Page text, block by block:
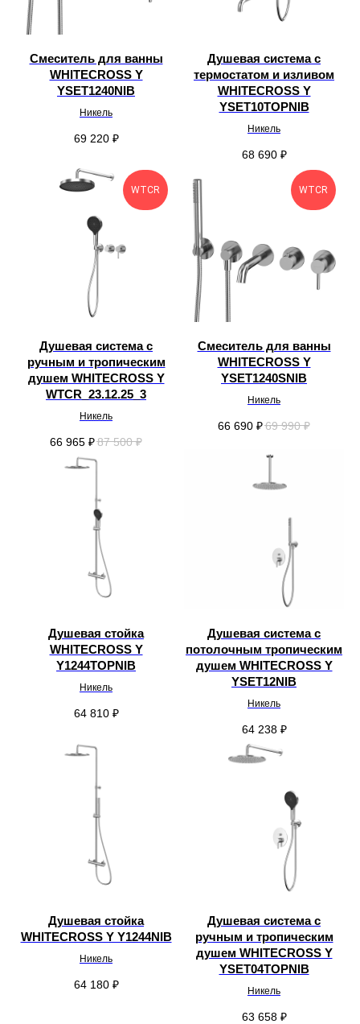
Смеситель для ванны
WHITECROSS Y
YSET1240NIB
Никель
69 220 ₽
Душевая система с
термостатом и изливом
WHITECROSS Y
YSET10TOPNIB
Никель
68 690 ₽
WTCR
Душевая система с
ручным и тропическим
душем WHITECROSS Y
WTCR_23.12.25_3
Никель
66 965 ₽87 500 ₽
WTCR
Смеситель для ванны
WHITECROSS Y
YSET1240SNIB
Никель
66 690 ₽69 990 ₽
Душевая стойка
WHITECROSS Y
Y1244TOPNIB
Никель
64 810 ₽
Душевая система с
потолочным тропическим
душем WHITECROSS Y
YSET12NIB
Никель
64 238 ₽
Душевая стойка
WHITECROSS Y Y1244NIB
Никель
64 180 ₽
Душевая система с
ручным и тропическим
душем WHITECROSS Y
YSET04TOPNIB
Никель
63 658 ₽